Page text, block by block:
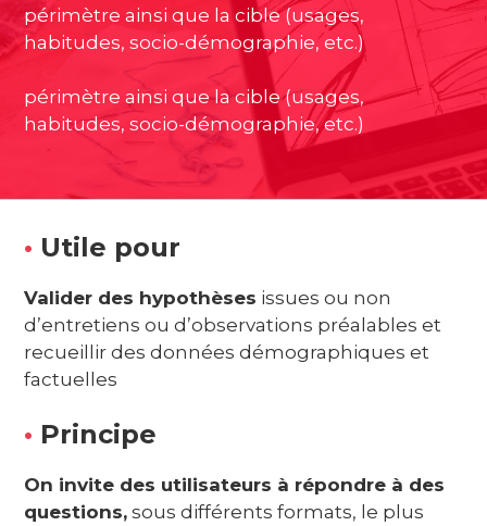
périmètre ainsi que la cible (usages,
habitudes, socio-démographie, etc.)
périmètre ainsi que la cible (usages,
habitudes, socio-démographie, etc.)
• Utile pour
Valider des hypothèses issues ou non
d’entretiens ou d’observations préalables et
recueillir des données démographiques et
factuelles
• Principe
On invite des utilisateurs à répondre à des
questions, sous différents formats, le plus